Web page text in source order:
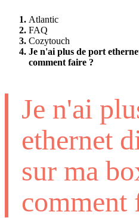
Atlantic
FAQ
Cozytouch
Je n'ai plus de port
comment faire ?
Je n'ai
ethernet
sur ma
comment